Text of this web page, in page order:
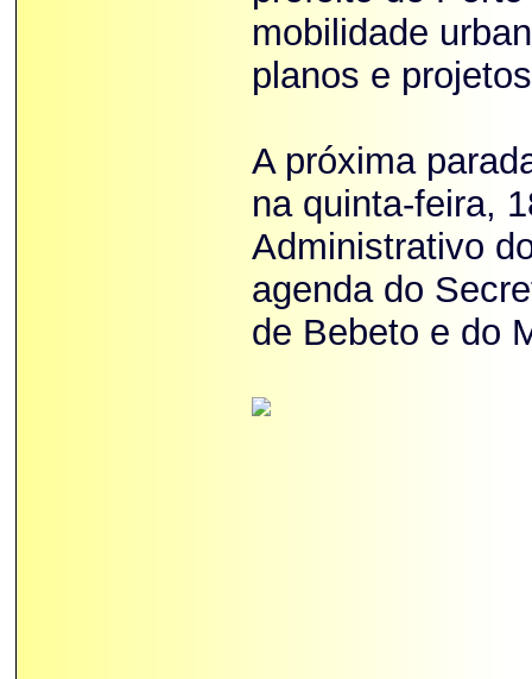
mobilidade
planos e
A próxima
na quinta-feira,
Administrativo
agenda do
de Bebeto e do